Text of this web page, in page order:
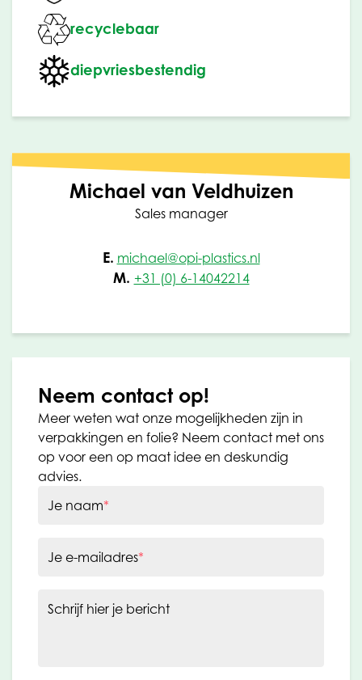
recyclebaar
diepvriesbestendig
Michael van Veldhuizen
Sales manager
E. michael@opi-plastics.nl
M. +31 (0) 6-14042214
Neem contact op!
Meer weten wat onze mogelijkheden zijn in
verpakkingen en folie? Neem contact met ons
op voor een op maat idee en deskundig
advies.
Je naam*
Je e-mailadres*
Schrijf hier je bericht